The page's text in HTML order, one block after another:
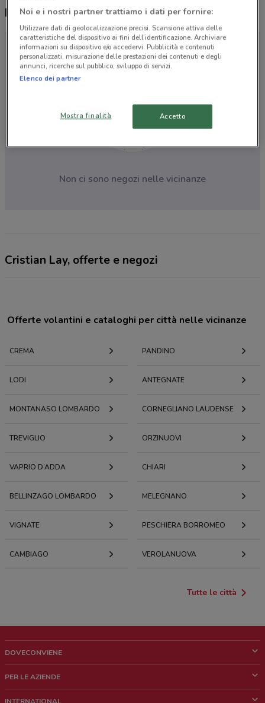
Negozi Cristian Lay a Crema
Non ci sono negozi nelle vicinanze
Cristian Lay, offerte e negozi
Offerte volantini e cataloghi per città nelle vicinanze
CREMA PANDINO
LODI ANTEGNATE
MONTANASO LOMBARDO CORNEGLIANO LAUDENSE
TREVIGLIO ORZINUOVI
VAPRIO D’ADDA CHIARI
BELLINZAGO LOMBARDO MELEGNANO
VIGNATE PESCHIERA BORROMEO
CAMBIAGO VEROLANUOVA
Tutte le città
DOVECONVIENE
Chi siamo
PER LE AZIENDE
Noi e i nostri partner trattiamo i dati per fornire:
Utilizzare dati di geolocalizzazione precisi. Scansione attiva delle
caratteristiche del dispositivo ai fini dell’identificazione. Archiviare
informazioni su dispositivo e/o accedervi. Pubblicità e contenuti
personalizzati, misurazione delle prestazioni dei contenuti e degli
annunci, ricerche sul pubblico, sviluppo di servizi.
Elenco dei partner
Mostra finalità Accetto